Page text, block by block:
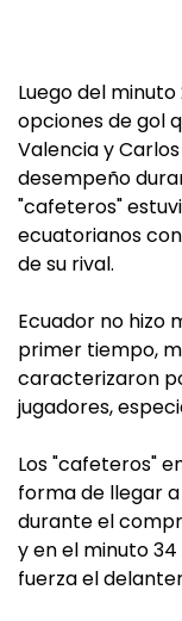
Luego del
opciones de gol
Valencia y
desempeño
"cafeteros"
ecuatorianos
de su rival.
Ecuador no hizo
primer tiempo,
caracterizaron
jugadores,
Los "cafeteros"
forma de llegar
durante el
y en el minuto
fuerza el